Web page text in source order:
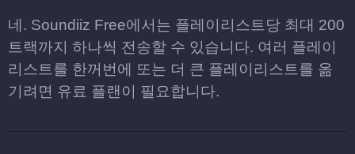
네. Soundiiz Free에서는 플레이리스트당 최대 200
트랙까지 하나씩 전송할 수 있습니다. 여러 플레이
리스트를 한꺼번에 또는 더 큰 플레이리스트를 옮
기려면 유료 플랜이 필요합니다.